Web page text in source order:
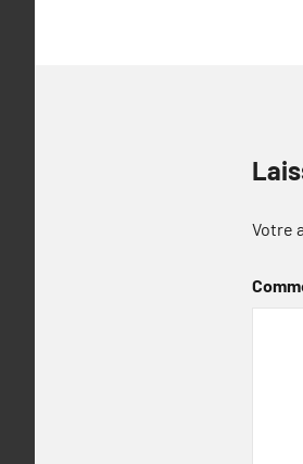
Votre